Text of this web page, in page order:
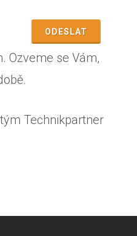
ODESLAT
Ozveme se Vám,
Technikpartner